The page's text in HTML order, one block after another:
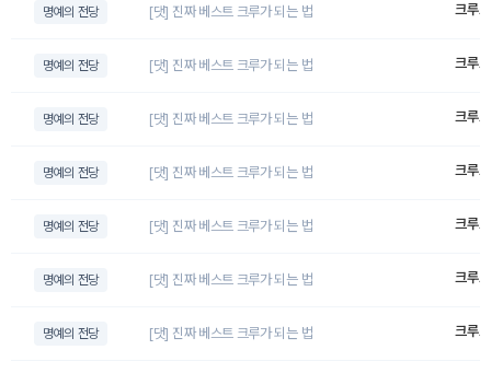
명예의 전당 [댓] 진짜 베스트 크루가 되는 법 크루
명예의 전당 [댓] 진짜 베스트 크루가 되는 법 크루
명예의 전당 [댓] 진짜 베스트 크루가 되는 법 크루
명예의 전당 [댓] 진짜 베스트 크루가 되는 법 크루
명예의 전당 [댓] 진짜 베스트 크루가 되는 법 크루
명예의 전당 [댓] 진짜 베스트 크루가 되는 법 크루
명예의 전당 [댓] 진짜 베스트 크루가 되는 법 크루